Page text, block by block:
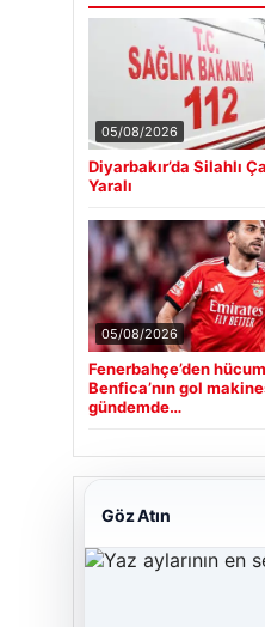
05/08/2026
Diyarbakır’da Silahlı
Yaralı
05/08/2026
Fenerbahçe’den
Benfica’nın gol
gündemde…
Son Eklenen Firmalar
Cengiz Sigorta
Göz Atın